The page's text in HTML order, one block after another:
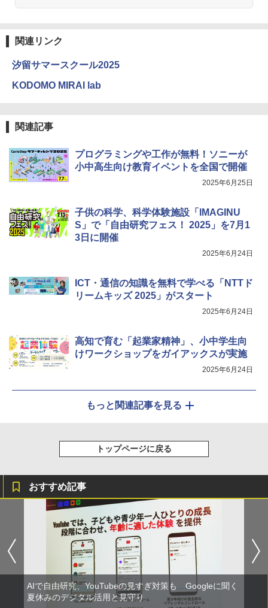
￥2,127
￥2,669
チ) ディズニー スティッチ エディション
対象年齢6歳から 数千点のキッズコンテ
ンツが1年間使い放題
4
つかめ！理科ダマン 12 最強ロボット決
5
自分の思いを言葉にする こどもアウトプ
ット図鑑 (サンクチュアリ出版)
Galtonplatteの物理的な機器
クリエイティブトイビルド、シンプルな
￥849
￥4,758
関連リンク
汐留サマースクール2025
KODOMO MIRAI lab
関連記事
プログラミングや工作が無料！ソニーが
小中高生向け教育イベントを全国で開催
2025年6月25日
子供の科学、科学体験施設「IMAGINU
S」で「自由研究フェス！ 2025」を7月1
3日に開催
2025年6月24日
ICT・通信の知識を無料で学べる「NTTド
リームキッズ 2025」がスタート
2025年6月24日
高知で育む「起業家精神」、小中学生向
けワークショップをガイアックスが実施
2025年6月24日
もっと関連記事を見る
トップページに戻る
おすすめ記事
AIで自由研究、YouTubeの見すぎ対策も Googleに聞く
夏休みのデジタル活用と見守り